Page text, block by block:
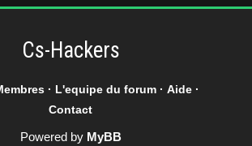
Cs-Hackers
· L'equipe du forum· Aide·
Contact
Powered by MyBB